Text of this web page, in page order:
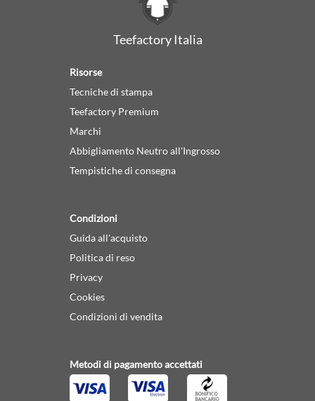
Teefactory Italia
Risorse
Tecniche di stampa
Teefactory Premium
Marchi
Abbigliamento Neutro all'Ingrosso
Tempistiche di consegna
Condizioni
Guida all'acquisto
Politica di reso
Privacy
Cookies
Condizioni di vendita
Metodi di pagamento accettati